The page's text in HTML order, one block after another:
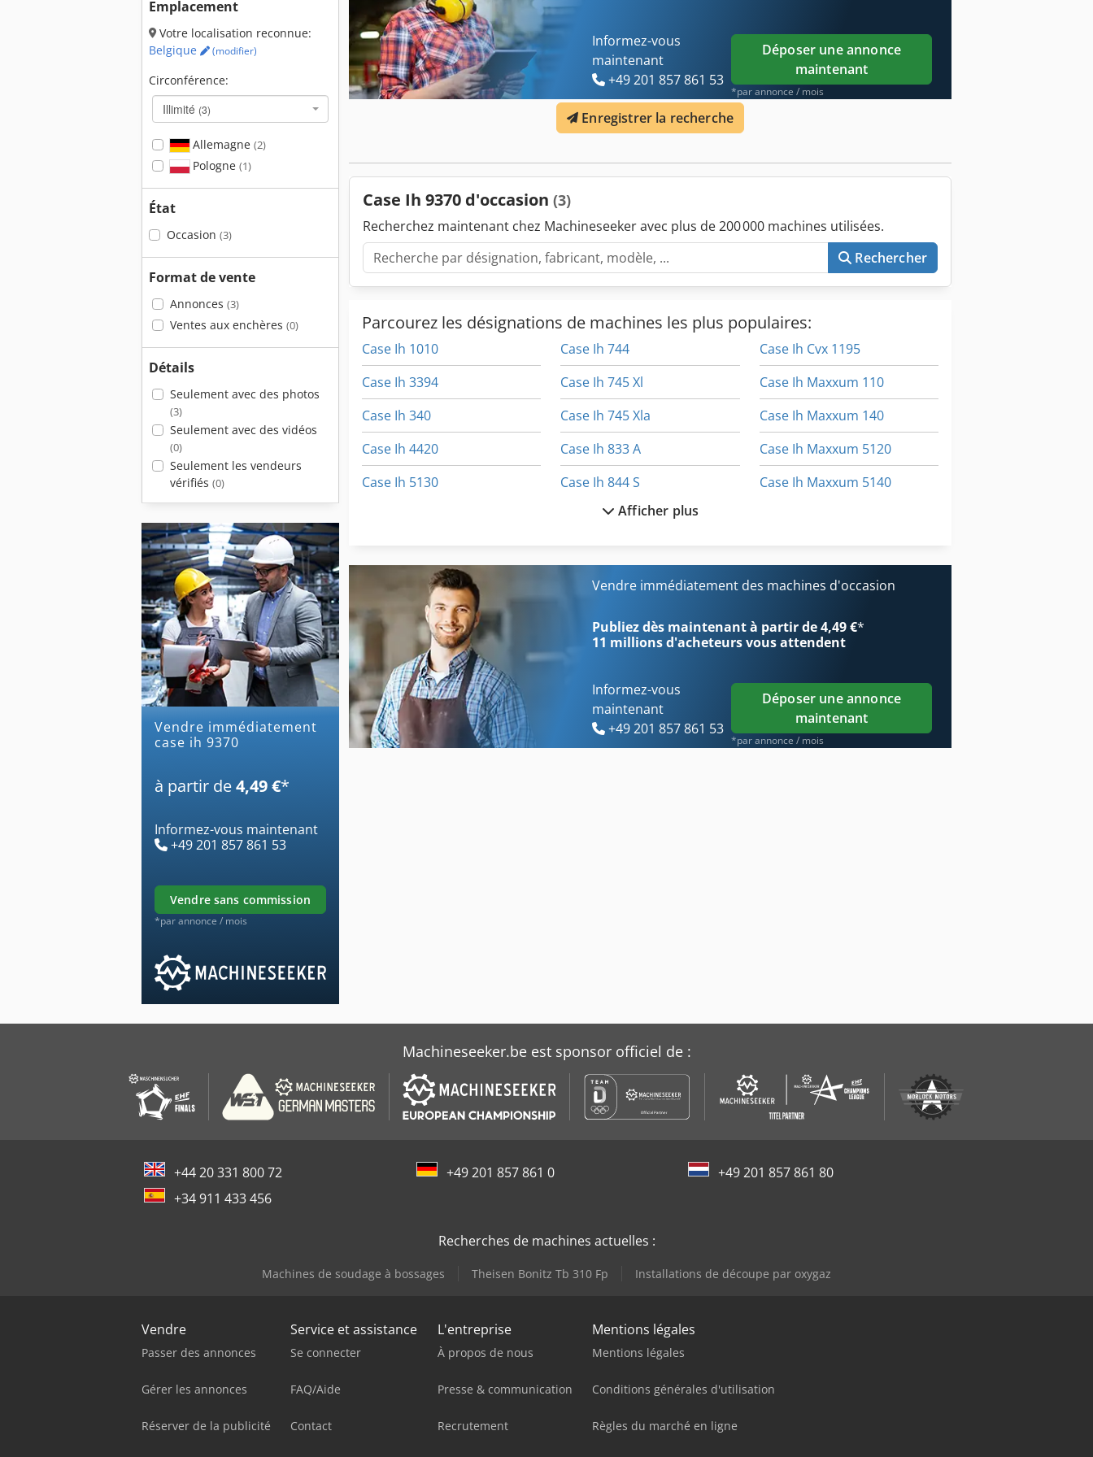
Emplacement
Votre localisation reconnue:
Belgique
(modifier)
Circonférence:
Illimité (3)
Allemagne (2)
Pologne (1)
État
Occasion (3)
Format de vente
Annonces (3)
Ventes aux enchères (0)
Détails
Seulement avec des photos
(3)
Seulement avec des vidéos
(0)
Seulement les vendeurs
vérifiés (0)
Vendre immédiatement
case ih 9370
à partir de4,49 €*
Informez-vous maintenant
+49 201 857 861 53
vendre sans commission
*par annonce / mois
Informez-vous
maintenant
+49 201 857 861 53
Déposer une annonce
maintenant
*par annonce / mois
Enregistrer la recherche
Case Ih 9370 d'occasion (3)
Recherchez maintenant chez Machineseeker avec plus de 200 000 machines utilisées.
Rechercher
Parcourez les désignations de machines les plus populaires:
Case Ih 1010
Case Ih 3394
Case Ih 340
Case Ih 4420
Case Ih 5130
Case Ih 7250
Case Ih 733 A
Case Ih 744
Case Ih 745 Xl
Case Ih 745 Xla
Case Ih 833 A
Case Ih 844 S
Case Ih Cs 86
Case Ih Cvx 1170
Case Ih Cvx 1195
Case Ih Maxxum 110
Case Ih Maxxum 140
Case Ih Maxxum 5120
Case Ih Maxxum 5140
Afficher plus
Vendre immédiatement des machines d'occasion
Publiez dès maintenant à partir de 4,49 €*
11 millions d'acheteursvous attendent
Informez-vous
maintenant
+49 201 857 861 53
Déposer une annonce
maintenant
*par annonce / mois
Machineseeker.be est sponsor officiel de :
+44 20 331 800 72 +49 201 857 861 0
+49 201 857 861 80
+34 911 433 456
Recherches de machines actuelles :
Machines de soudage à bossages Theisen Bonitz Tb 310 Fp Installations de découpe par oxygaz
Vendre
Passer des annonces
Gérer les annonces
Réserver de la publicité
Service et assistance
Se connecter
FAQ/Aide
Contact
L'entreprise
À propos de nous
Presse & communication
Recrutement
Mentions légales
Mentions légales
Conditions générales d'utilisation
Règles du marché en ligne